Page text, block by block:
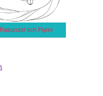
Rapunzel och Flynn